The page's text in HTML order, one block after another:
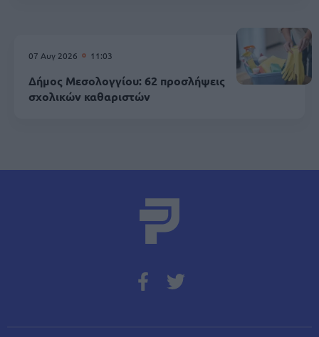
07 Αυγ 2026 11:03
Δήμος Μεσολογγίου: 62 προσλήψεις
σχολικών καθαριστών